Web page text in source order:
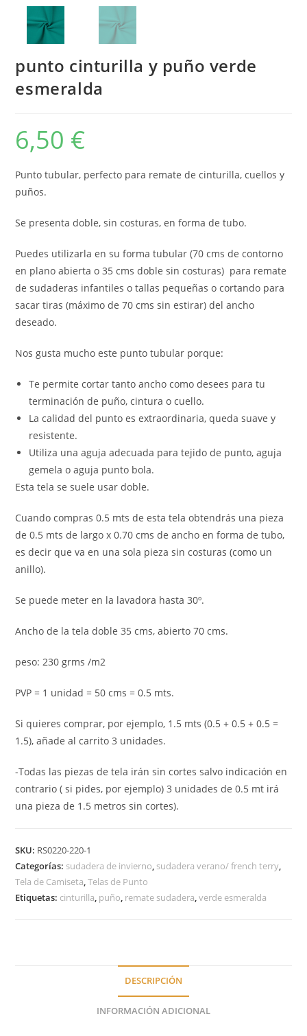
punto cinturilla y puño verde
esmeralda
6,50 €
Punto tubular, perfecto para remate de cinturilla, cuellos y
puños.
Se presenta doble, sin costuras, en forma de tubo.
Puedes utilizarla en su forma tubular (70 cms de contorno
en plano abierta o 35 cms doble sin costuras) para remate
de sudaderas infantiles o tallas pequeñas o cortando para
sacar tiras (máximo de 70 cms sin estirar) del ancho
deseado.
Nos gusta mucho este punto tubular porque:
Te permite cortar tanto ancho como desees para tu
terminación de puño, cintura o cuello.
La calidad del punto es extraordinaria, queda suave y
resistente.
Utiliza una aguja adecuada para tejido de punto, aguja
gemela o aguja punto bola.
Esta tela se suele usar doble.
Cuando compras 0.5 mts de esta tela obtendrás una pieza
de 0.5 mts de largo x 0.70 cms de ancho en forma de tubo,
es decir que va en una sola pieza sin costuras (como un
anillo).
Se puede meter en la lavadora hasta 30º.
Ancho de la tela doble 35 cms, abierto 70 cms.
peso: 230 grms /m2
PVP = 1 unidad = 50 cms = 0.5 mts.
Si quieres comprar, por ejemplo, 1.5 mts (0.5 + 0.5 + 0.5 =
1.5), añade al carrito 3 unidades.
-Todas las piezas de tela irán sin cortes salvo indicación en
contrario ( si pides, por ejemplo) 3 unidades de 0.5 mt irá
una pieza de 1.5 metros sin cortes).
SKU: RS0220-220-1
Categorías: sudadera de invierno, sudadera verano/ french terry,
Tela de Camiseta,Telas de Punto
Etiquetas: cinturilla, puño, remate sudadera,verde esmeralda
DESCRIPCIÓN
INFORMACIÓN ADICIONAL